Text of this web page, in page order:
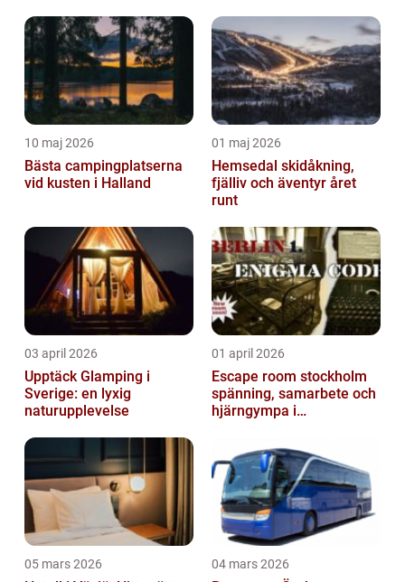
10 maj 2026
Bästa campingplatserna
vid kusten i Halland
01 maj 2026
Hemsedal skidåkning,
fjälliv och äventyr året
runt
03 april 2026
Upptäck Glamping i
Sverige: en lyxig
naturupplevelse
01 april 2026
Escape room stockholm
spänning, samarbete och
hjärngympa i
05 mars 2026 04 mars 2026